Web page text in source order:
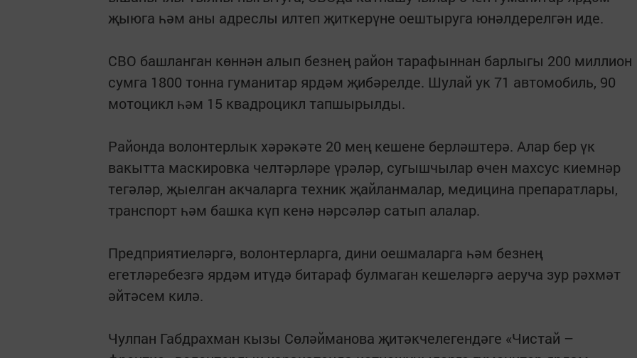
җыюга һәм аны адреслы илтеп җиткерүне оештыруга юнәлдерелгән иде.
СВО башланган көннән алып безнең район тарафыннан барлыгы 200 миллион
сумга 1800 тонна гуманитар ярдәм җибәрелде. Шулай ук 71 автомобиль, 90
мотоцикл һәм 15 квадроцикл тапшырылды.
Районда волонтерлык хәрәкәте 20 мең кешене берләштерә. Алар бер үк
вакытта маскировка челтәрләре үрәләр, сугышчылар өчен махсус киемнәр
тегәләр, җыелган акчаларга техник җайланмалар, медицина препаратлары,
транспорт һәм башка күп кенә нәрсәләр сатып алалар.
Предприятиеләргә, волонтерларга, дини оешмаларга һәм безнең
егетләребезгә ярдәм итүдә битараф булмаган кешеләргә аеруча зур рәхмәт
әйтәсем килә.
Чулпан Габдрахман кызы Сөләйманова җитәкчелегендәге «Чистай –